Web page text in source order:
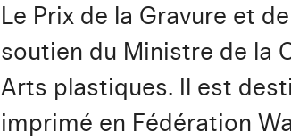
Le Prix de la Gravure et
soutien du Ministre de la
Arts plastiques. Il est
imprimé en Fédération